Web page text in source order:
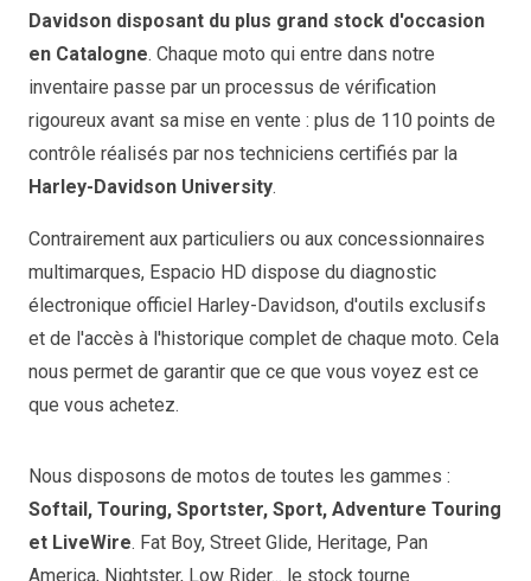
Davidson disposant du plus grand stock d'occasion
en Catalogne. Chaque moto qui entre dans notre
inventaire passe par un processus de vérification
rigoureux avant sa mise en vente : plus de 110 points de
contrôle réalisés par nos techniciens certifiés par la
Harley-Davidson University.
Contrairement aux particuliers ou aux concessionnaires
multimarques, Espacio HD dispose du diagnostic
électronique officiel Harley-Davidson, d'outils exclusifs
et de l'accès à l'historique complet de chaque moto. Cela
nous permet de garantir que ce que vous voyez est ce
que vous achetez.
Nous disposons de motos de toutes les gammes :
Softail, Touring, Sportster, Sport, Adventure Touring
et LiveWire. Fat Boy, Street Glide, Heritage, Pan
America, Nightster, Low Rider... le stock tourne